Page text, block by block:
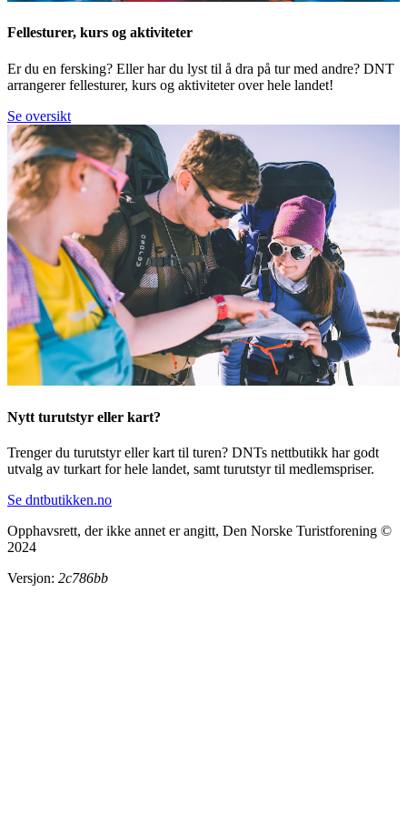
Fellesturer, kurs og aktiviteter
Er du en fersking? Eller har du lyst til å dra på tur med andre? DNT
arrangerer fellesturer, kurs og aktiviteter over hele landet!
Se oversikt
Nytt turutstyr eller kart?
Trenger du turutstyr eller kart til turen? DNTs nettbutikk har godt
utvalg av turkart for hele landet, samt turutstyr til medlemspriser.
Se dntbutikken.no
Opphavsrett, der ikke annet er angitt, Den Norske Turistforening ©
2024
Versjon: 2c786bb